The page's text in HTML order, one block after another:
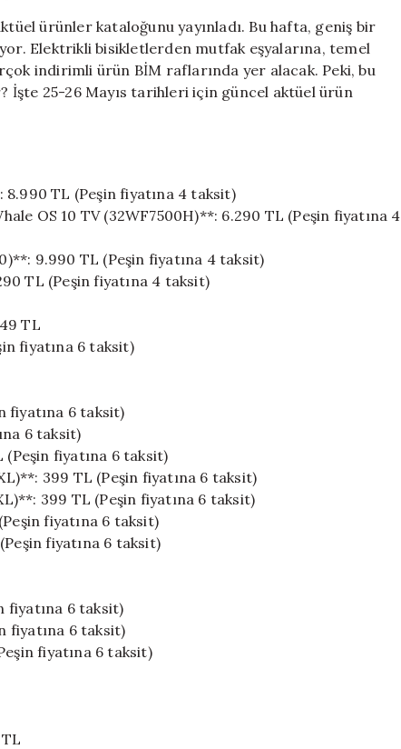
Ürünler
Kataloğu
ve
Fiyatları
ürünler kataloğunu yayınladı. Bu hafta, geniş bir
Elektrikli bisikletlerden mutfak eşyalarına, temel
indirimli ürün BİM raflarında yer alacak. Peki, bu
İşte 25-26 Mayıs tarihleri için güncel aktüel ürün
8.990 TL (Peşin fiyatına 4 taksit)
OS 10 TV (32WF7500H)**: 6.290 TL (Peşin fiyatına 4
9.990 TL (Peşin fiyatına 4 taksit)
TL (Peşin fiyatına 4 taksit)
TL
fiyatına 6 taksit)
fiyatına 6 taksit)
6 taksit)
fiyatına 6 taksit)
399 TL (Peşin fiyatına 6 taksit)
399 TL (Peşin fiyatına 6 taksit)
fiyatına 6 taksit)
fiyatına 6 taksit)
fiyatına 6 taksit)
fiyatına 6 taksit)
fiyatına 6 taksit)